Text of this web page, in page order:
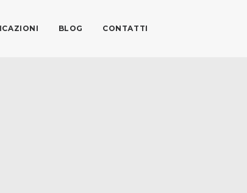
BLOG CONTATTI